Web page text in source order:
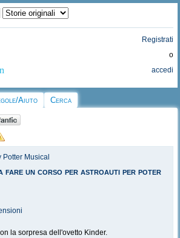
Registrati
o
accedi
Aiuto Cerca
Potter Musical
a fare un corso per astroauti per poter
la sorpresa dell'ovetto Kinder.